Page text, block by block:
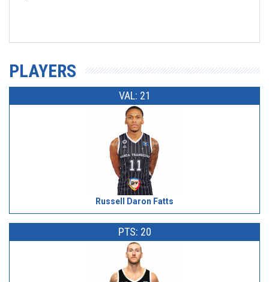
PLAYERS
VAL: 21
Russell Daron Fatts
PTS: 20